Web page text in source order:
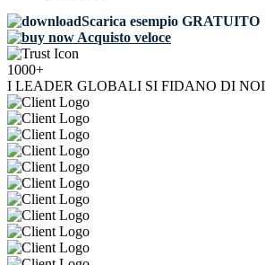
Scarica esempio GRATUITO
Acquisto veloce
1000+
I LEADER GLOBALI SI FIDANO DI NOI